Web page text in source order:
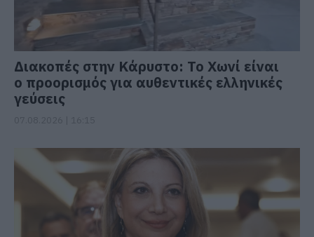
Διακοπές στην Κάρυστο: Το Χωνί είναι
ο προορισμός για αυθεντικές ελληνικές
γεύσεις